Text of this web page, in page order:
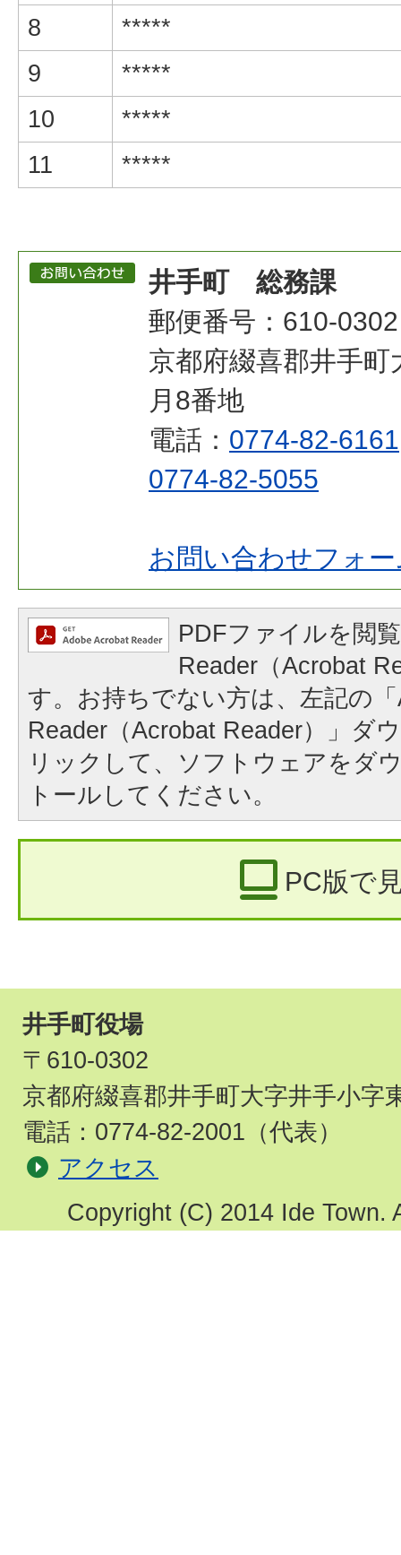
8
*****
9
*****
10
*****
11
*****
井手町 総務課
郵便番号：610-0302
京都府綴喜郡井手
月8番地
電話： 0774-82-6161
0774-82-5055
お問い合わせフォ
PDFファイルを閲
Reader（Acrobat
す。お持ちでない方は、左記の
Reader（Acrobat Reader）」ダ
リックして、ソフトウェアをダ
トールしてください。
PC版で
井手町役場
〒610-0302
京都府綴喜郡井手町大字井手小字
電話： 0774-82-2001 （代表）
アクセス
Copyright (C) 2014 Ide Town.